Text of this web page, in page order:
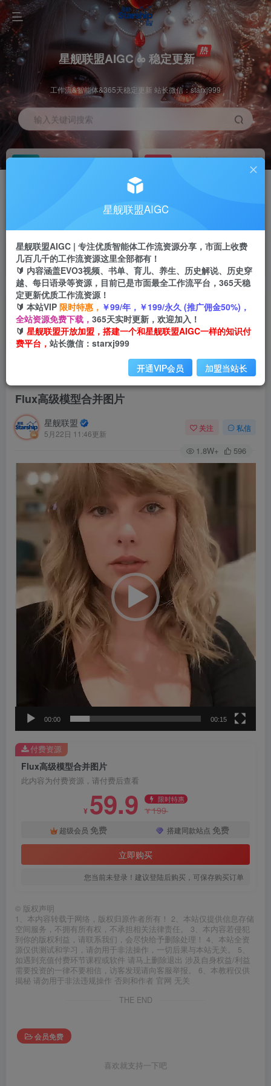
星舰联盟AIGC ∞ 稳定更新
工作流&智能体&365天稳定更新 站长微信：starxj999
输入关键词搜索
加入会员 工作流主页
每周免费工作流体验
站长招募
推荐
项目周期预估10年
Flux高级模型合并图片
星舰联盟
5月22日 11:46更新
关注 私信
1.8W+ 596
放
器
00:00 00:15
Flux高级模型合并图片
此内容为付费资源，请付费后查看
¥ 59.9 限时特惠
¥199
超级会员 免费 搭建同款站点 免费
立即购买
您当前未登录！建议登陆后购买，可保存购买订单
付费资源
© 版权声明
1、本内容转载于网络，版权归原作者所有！ 2、本站仅提供信息存储
空间服务，不拥有所有权，不承担相关法律责任。 3、本内容若侵犯
到你的版权利益，请联系我们，会尽快给予删除处理！ 4、本站全资
源仅供测试和学习，请勿用于非法操作，一切后果与本站无关。 5、
如遇到充值付费环节课程或软件 请马上删除退出 涉及自身权益/利益
需要投资的一律不要相信，访客发现请向客服举报。 6、本教程仅供
揭秘 请勿用于非法违规操作 否则和作者 官网 无关
THE END
会员免费
喜欢就支持一下吧
星舰联盟AIGC
星舰联盟AIGC | 专注优质智能体工作流资源分享，市面上收费
几百几千的工作流资源这里全部都有！
🔰 内容涵盖EVO3视频、书单、育儿、养生、历史解说、历史穿
越、每日语录等资源，目前已是市面最全工作流平台，365天稳
定更新优质工作流资源！
🔰 本站VIP 限时特惠， ￥99/年，￥199/永久 (推广佣金50%)，
全站资源免费下载， 365天实时更新，欢迎加入！
🔰 星舰联盟开放加盟，搭建一个和星舰联盟AIGC一样的知识付
费平台， 站长微信：starxj999
开通VIP会员 加盟当站长